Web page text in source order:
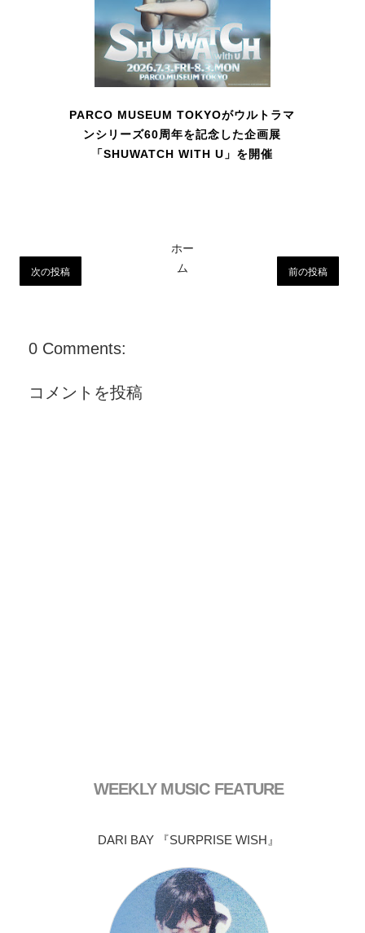
PARCO MUSEUM TOKYOがウルトラマ
ンシリーズ60周年を記念した企画展
「SHUWATCH WITH U」を開催
次の投稿 前の投稿
ホー
ム
0 Comments:
コメントを投稿
WEEKLY MUSIC FEATURE
DARI BAY 『SURPRISE WISH』